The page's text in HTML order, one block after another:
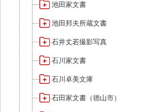
池田家文書
池田邦夫所蔵文書
石井丈若撮影写真
石川家文書
石川卓美文庫
石田家文書（徳山市）